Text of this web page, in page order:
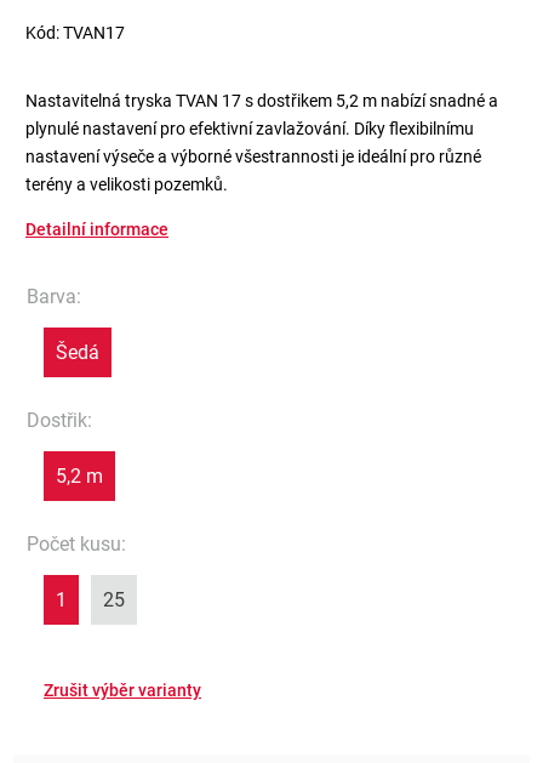
Kód:TVAN17
Nastavitelná tryska TVAN 17 s dostřikem 5,2 m nabízí snadné a
plynulé nastavení pro efektivní zavlažování. Díky flexibilnímu
nastavení výseče a výborné všestrannosti je ideální pro různé
terény a velikosti pozemků.
Detailní informace
Barva:
Šedá
Dostřik:
5,2 m
Počet kusu:
1 25